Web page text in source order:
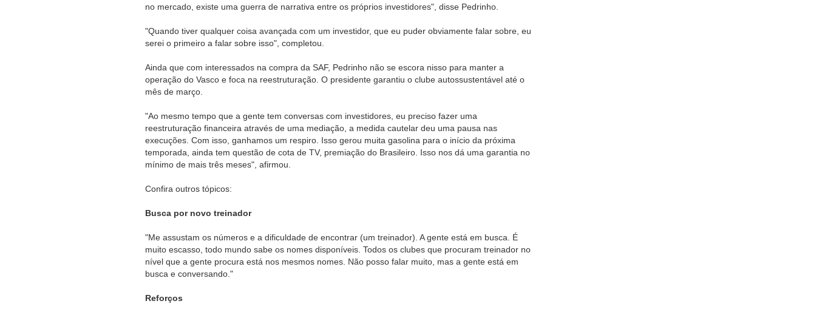
no mercado, existe uma guerra de narrativa entre os próprios investidores", disse Pedrinho.
"Quando tiver qualquer coisa avançada com um investidor, que eu puder obviamente falar sobre, eu
serei o primeiro a falar sobre isso", completou.
Ainda que com interessados na compra da SAF, Pedrinho não se escora nisso para manter a
operação do Vasco e foca na reestruturação. O presidente garantiu o clube autossustentável até o
mês de março.
"Ao mesmo tempo que a gente tem conversas com investidores, eu preciso fazer uma
reestruturação financeira através de uma mediação, a medida cautelar deu uma pausa nas
execuções. Com isso, ganhamos um respiro. Isso gerou muita gasolina para o início da próxima
temporada, ainda tem questão de cota de TV, premiação do Brasileiro. Isso nos dá uma garantia no
mínimo de mais três meses", afirmou.
Confira outros tópicos:
Busca por novo treinador
"Me assustam os números e a dificuldade de encontrar (um treinador). A gente está em busca. É
muito escasso, todo mundo sabe os nomes disponíveis. Todos os clubes que procuram treinador no
nível que a gente procura está nos mesmos nomes. Não posso falar muito, mas a gente está em
busca e conversando."
Reforços